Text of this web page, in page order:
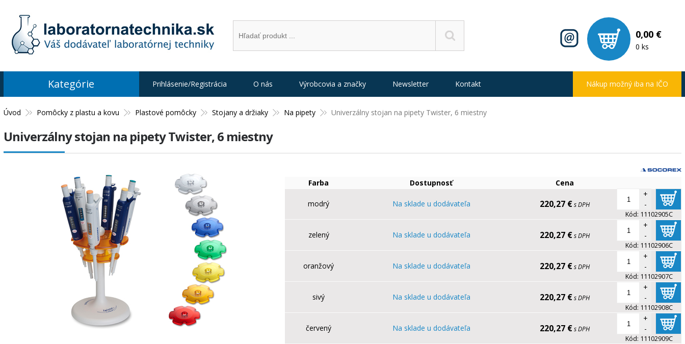
0,00 €
0 ks
Úvod Pomôcky z plastu a kovu Plastové pomôcky Stojany a držiaky Na pipety Univerzálny stojan na pipety Twister, 6 miestny
Univerzálny stojan na pipety Twister, 6 miestny
Farba Dostupnosť Cena
modrý Na sklade u dodávateľa 220,27 € s DPH
+
-
Kód: 11102905C
zelený Na sklade u dodávateľa 220,27 € s DPH
+
-
Kód: 11102906C
oranžový Na sklade u dodávateľa 220,27 € s DPH
+
-
Kód: 11102907C
sivý Na sklade u dodávateľa 220,27 € s DPH
+
-
Kód: 11102908C
červený Na sklade u dodávateľa 220,27 € s DPH
+
-
Kód: 11102909C
Kategórie Prihlásenie/Registrácia O nás Výrobcovia a značky Newsletter Kontakt Nákup možný iba na IČO